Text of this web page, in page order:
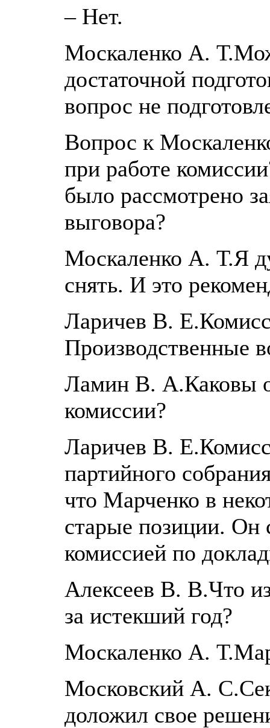
– Нет.
Москаленко А.
достаточной
вопрос не
Вопрос к
при работе
было рассмотрено
выговора?
Москаленко А. Т.Я
снять. И это
Ларичев В.
Производственные
Ламин В. А.Каковы
комиссии?
Ларичев В.
партийного
что Марченко в
старые позиции. Он
комиссией по
Алексеев В. В.Что
за истекший год?
Москаленко А.
Московский А.
доложил свое